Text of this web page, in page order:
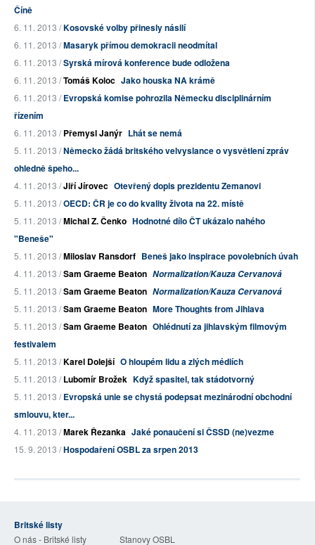
Číně
6. 11. 2013 /Kosovské volby přinesly násilí
6. 11. 2013 /Masaryk přímou demokracii neodmítal
6. 11. 2013 /Syrská mírová konference bude odložena
6. 11. 2013 /Tomáš Koloc Jako houska NA krámě
6. 11. 2013 /Evropská komise pohrozila Německu disciplinárním
řízením
6. 11. 2013 /Přemysl Janýr Lhát se nemá
5. 11. 2013 /Německo žádá britského velvyslance o vysvětlení zpráv
ohledně špeho...
4. 11. 2013 /Jiří Jírovec Otevřený dopis prezidentu Zemanovi
5. 11. 2013 /OECD: ČR je co do kvality života na 22. místě
5. 11. 2013 /Michal Z. Čenko Hodnotné dílo ČT ukázalo nahého
"Beneše"
5. 11. 2013 /Miloslav Ransdorf Beneš jako inspirace povolebních úvah
4. 11. 2013 /Sam Graeme Beaton Normalization/Kauza Cervanová
5. 11. 2013 /Sam Graeme Beaton Normalization/Kauza Cervanová
5. 11. 2013 /Sam Graeme Beaton More Thoughts from Jihlava
5. 11. 2013 /Sam Graeme Beaton Ohlédnutí za jihlavským filmovým
festivalem
5. 11. 2013 /Karel Dolejší O hloupém lidu a zlých médiích
5. 11. 2013 /Lubomír Brožek Když spasitel, tak stádotvorný
5. 11. 2013 /Evropská unie se chystá podepsat mezinárodní obchodní
smlouvu, kter...
4. 11. 2013 /Marek Řezanka Jaké ponaučení si ČSSD (ne)vezme
15. 9. 2013 /Hospodaření OSBL za srpen 2013
Britské listy
O nás - Britské listy Stanovy OSBL